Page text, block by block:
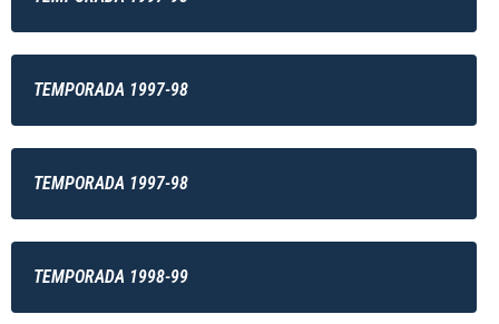
TEMPORADA 1997-98
TEMPORADA 1997-98
TEMPORADA 1998-99